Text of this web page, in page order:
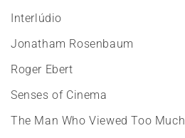
Interlúdio
Jonatham Rosenbaum
Roger Ebert
Senses of Cinema
The Man Who Viewed Too Much